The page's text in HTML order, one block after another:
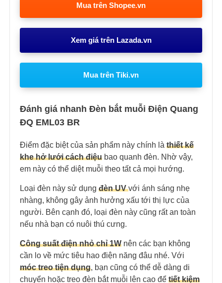
Mua trên Shopee.vn
Xem giá trên Lazada.vn
Mua trên Tiki.vn
Đánh giá nhanh Đèn bắt muỗi Điện Quang
ĐQ EML03 BR
Điểm đặc biệt của sản phẩm này chính là thiết kế
khe hở lưới cách điệu bao quanh đèn. Nhờ vậy,
em này có thể diệt muỗi theo tất cả mọi hướng.
Loại đèn này sử dụng đèn UV với ánh sáng nhẹ
nhàng, không gây ảnh hưởng xấu tới thị lực của
người. Bên cạnh đó, loại đèn này cũng rất an toàn
nếu nhà bạn có nuôi thú cưng.
Công suất điện nhỏ chỉ 1W nên các bạn không
cần lo về mức tiêu hao điện năng đâu nhé. Với
móc treo tiện dụng, bạn cũng có thể dễ dàng di
chuyển hoặc treo đèn bắt muỗi lên cao để tiết kiệm